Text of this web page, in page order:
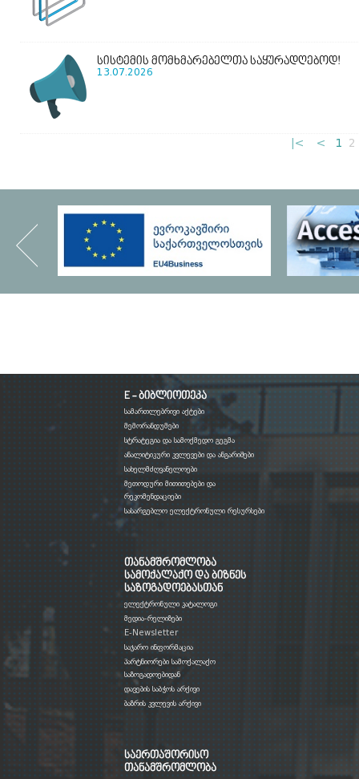
სისტემის მომხმარებელთა საყურადღებოდ!
13.07.2026
|< < 1 2
E - ბიბლიოთეკა
სამართლებრივი აქტები
მემორანდუმები
სტრატეგია და სამოქმედო გეგმა
ანალიტიკური კვლევები და ანგარიშები
სახელმძღვანელოები
მეთოდური მითითებები და
რეკომენდაციები
სასარგებლო ელექტრონული რესურსები
თანამშრომლობა
სამოქალაქო და ბიზნეს
საზოგადოებასთან
ელექტრონული კატალოგი
მედია-რელიზები
E-Newsletter
საჯარო ინფორმაცია
პარტნიორები სამოქალაქო
საზოგადოებიდან
დავების საბჭოს არქივი
ბაზრის კვლევის არქივი
საერთაშორისო
თანამშრომლობა